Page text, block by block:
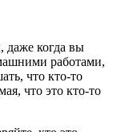
даже когда вы
работами,
что кто-то
что это кто-то